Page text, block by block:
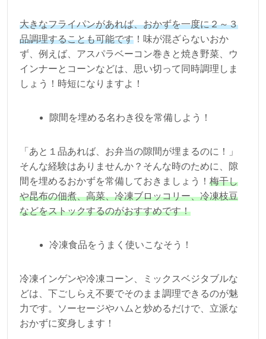
大きなフライパンがあれば、おかずを一度に２～３
品調理することも可能です ！味が混ざらないおか
ず、例えば、アスパラベーコン巻きと焼き野菜、ウ
インナーとコーンなどは、思い切って同時調理しま
しょう！時短になりますよ！
隙間を埋める名わき役を常備しよう！
「あと１品あれば、お弁当の隙間が埋まるのに！」
そんな経験はありませんか？そんな時のために、隙
間を埋めるおかずを常備しておきましょう！ 梅干し
や昆布の佃煮、高菜、冷凍ブロッコリー、冷凍枝豆
などをストックするのがおすすめです！
冷凍食品をうまく使いこなそう！
冷凍インゲンや冷凍コーン、ミックスベジタブルな
どは、下ごしらえ不要でそのまま調理できるのが魅
力です。ソーセージやハムと炒めるだけで、立派な
おかずに変身します！